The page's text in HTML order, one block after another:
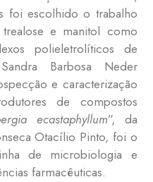
foi escolhido o trabalho
e manitol como
polieletrolíticos de
Barbosa Neder
e caracterização
de compostos
ecastaphyllum”, da
Otacílio Pinto, foi o
de microbiologia e
farmacêuticas.